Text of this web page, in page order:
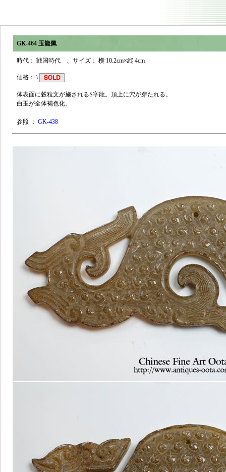
GK-464 玉龍佩
時代： 戦国時代 、サイズ： 横 10.2cm×縦 4cm
価格： \
体表面に穀粒文が施されるS字龍。頂上に穴が穿たれる。
白玉が全体褐色化。
参照 ： GK-438